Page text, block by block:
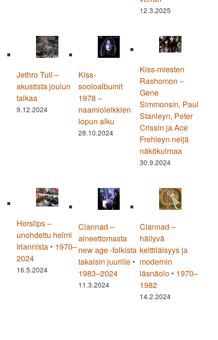
12.3.2025
Jethro Tull –
akustista joulun
taikaa
9.12.2024
Kiss-
sooloalbumit
1978 –
naamioleikkien
lopun alku
28.10.2024
Kiss-miesten
Rashomon –
Gene
Simmonsin, Paul
Stanleyn, Peter
Crissin ja Ace
Frehleyn neljä
näkökulmaa
30.9.2024
Horslips –
unohdettu helmi
Irlannista • 1970–
2024
16.5.2024
Clannad –
aineettomasta
new age -folkista
takaisin juurille •
1983–2024
11.3.2024
Clannad –
häilyvä
kelttiläisyys ja
modernin
läsnäolo • 1970–
1982
14.2.2024